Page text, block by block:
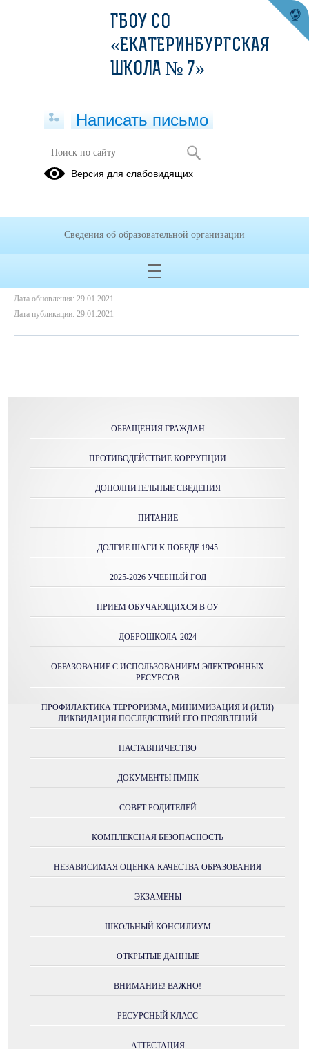
Библиотека
Дата обновления: 29.01.2021
Дата публикации: 29.01.2021
ОБРАЩЕНИЯ ГРАЖДАН
ПРОТИВОДЕЙСТВИЕ КОРРУПЦИИ
ДОПОЛНИТЕЛЬНЫЕ СВЕДЕНИЯ
ПИТАНИЕ
ДОЛГИЕ ШАГИ К ПОБЕДЕ 1945
2025-2026 УЧЕБНЫЙ ГОД
ПРИЕМ ОБУЧАЮЩИХСЯ В ОУ
ДОБРОШКОЛА-2024
ОБРАЗОВАНИЕ С ИСПОЛЬЗОВАНИЕМ ЭЛЕКТРОННЫХ
РЕСУРСОВ
ПРОФИЛАКТИКА ТЕРРОРИЗМА, МИНИМИЗАЦИЯ И (ИЛИ)
ЛИКВИДАЦИЯ ПОСЛЕДСТВИЙ ЕГО ПРОЯВЛЕНИЙ
НАСТАВНИЧЕСТВО
ДОКУМЕНТЫ ПМПК
СОВЕТ РОДИТЕЛЕЙ
КОМПЛЕКСНАЯ БЕЗОПАСНОСТЬ
НЕЗАВИСИМАЯ ОЦЕНКА КАЧЕСТВА ОБРАЗОВАНИЯ
ЭКЗАМЕНЫ
ШКОЛЬНЫЙ КОНСИЛИУМ
ОТКРЫТЫЕ ДАННЫЕ
ВНИМАНИЕ! ВАЖНО!
РЕСУРСНЫЙ КЛАСС
АТТЕСТАЦИЯ
ГБОУ СО
«ЕКАТЕРИНБУРГСКАЯ
ШКОЛА № 7»
Написать письмо
Версия для слабовидящих
Сведения об образовательной организации